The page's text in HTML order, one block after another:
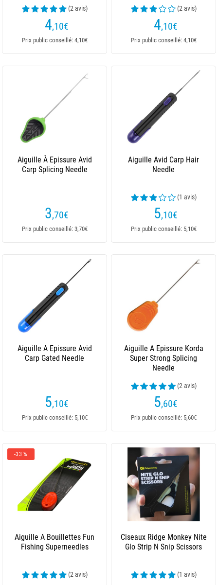
(2 avis)
4,10€
Prix public conseillé: 4,10€
(2 avis)
4,10€
Prix public conseillé: 4,10€
Aiguille À Epissure Avid
Carp Splicing Needle
3,70€
Prix public conseillé: 3,70€
Aiguille Avid Carp Hair
Needle
(1 avis)
5,10€
Prix public conseillé: 5,10€
Aiguille A Epissure Avid
Carp Gated Needle
5,10€
Prix public conseillé: 5,10€
Aiguille A Epissure Korda
Super Strong Splicing
Needle
(2 avis)
5,60€
Prix public conseillé: 5,60€
-33 %
Aiguille A Bouillettes Fun
Fishing Superneedles
(2 avis)
Ciseaux Ridge Monkey Nite
Glo Strip N Snip Scissors
(1 avis)